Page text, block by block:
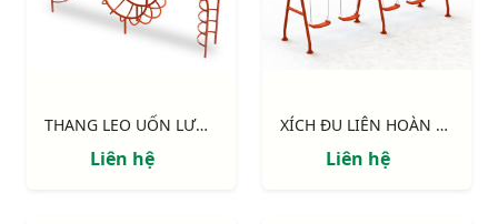
THANG LEO UỐN LƯỢN
Liên hệ
XÍCH ĐU LIÊN HOÀN 4 GHẾ
Liên hệ